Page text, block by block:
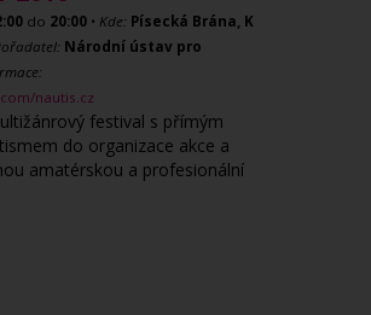
do 20:00 • Kde: Písecká Brána, K
Národní ústav pro
nautis.cz
festival s přímým
do organizace akce a
amatérskou a profesionální